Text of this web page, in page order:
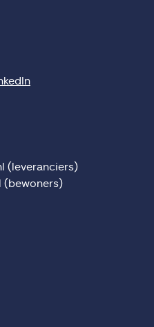
(leveranciers)
(bewoners)